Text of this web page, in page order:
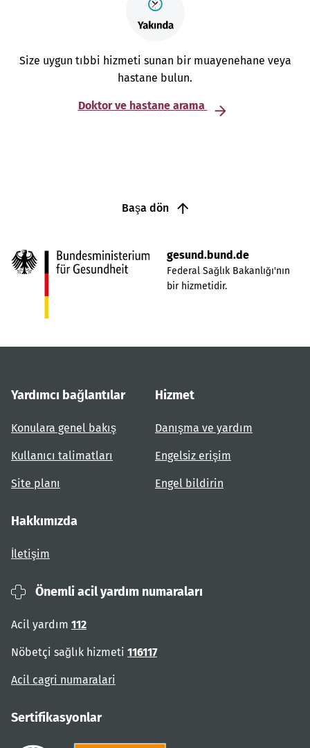
Size uygun tıbbi hizmeti sunan bir muayenehane veya
hastane bulun.
Doktor ve hastane arama
Başa dön
gesund.bund.de
Federal Sağlık Bakanlığı'nın
bir hizmetidir.
Yardımcı bağlantılar
Konulara genel bakış
Kullanıcı talimatları
Site planı
Hizmet
Danışma ve yardım
Engelsiz erişim
Engel bildirin
Hakkımızda
İletişim
Önemli acil yardım numaraları
Acil yardım 112
Nöbetçi sağlık hizmeti 116117
Acil cagri numaralari
Sertifikasyonlar